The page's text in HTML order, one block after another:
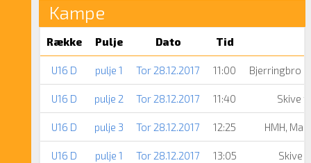
Kampe
Række Pulje Dato Tid
U16 D pulje 1 Tor 28.12.2017 11:00 Bjerringbro
U16 D pulje 2 Tor 28.12.2017 11:40 Skive
U16 D pulje 3 Tor 28.12.2017 12:25 HMH,
U16 D pulje 1 Tor 28.12.2017 13:05 Skive